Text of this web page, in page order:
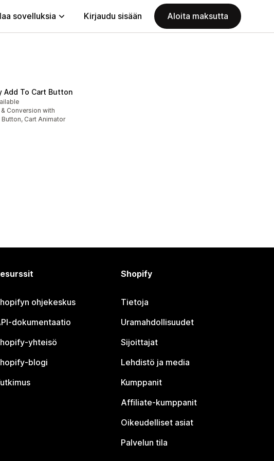
sovelluksia Kirjaudu sisään Aloita maksutta
Add To Cart Button
Conversion with
Cart Animator
ohjekeskus
dokumentaatio
yhteisö
blogi
Shopify
Tietoja
Uramahdollisuudet
Sijoittajat
Lehdistö ja media
Kumppanit
Affiliate-kumppanit
Oikeudelliset asiat
Palvelun tila